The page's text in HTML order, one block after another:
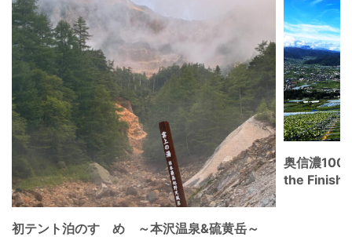
初テント泊のすゝめ ～本沢温泉&硫黄岳～
奥信濃100
the Finish